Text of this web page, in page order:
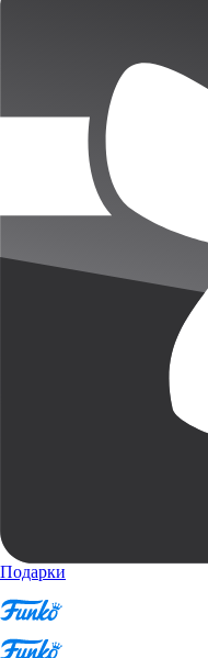
Подарки